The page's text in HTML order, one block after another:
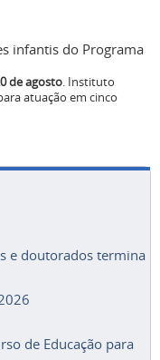
infantis do Programa
de agosto. Instituto
atuação em cinco
e doutorados termina
de Educação para